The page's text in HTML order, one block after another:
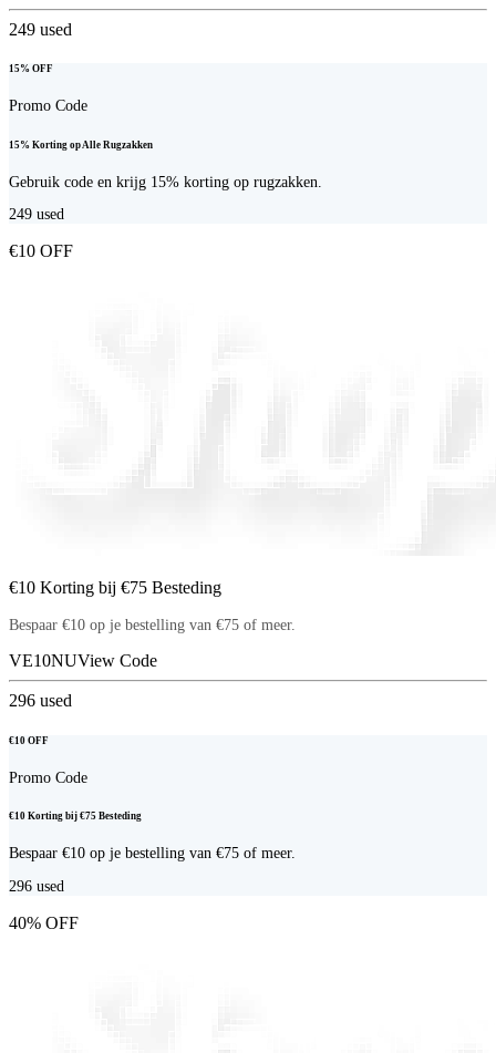
249 used
15% OFF
Promo Code
15% Korting op Alle Rugzakken
Gebruik code en krijg 15% korting op rugzakken.
249 used
€10 OFF
€10 Korting bij €75 Besteding
Bespaar €10 op je bestelling van €75 of meer.
VE10NUView Code
296 used
€10 OFF
Promo Code
€10 Korting bij €75 Besteding
Bespaar €10 op je bestelling van €75 of meer.
296 used
40% OFF